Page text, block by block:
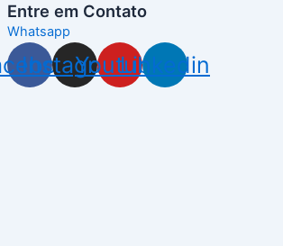
Entre em Contato
Whatsapp
Instagram
YoutubeLinkedin